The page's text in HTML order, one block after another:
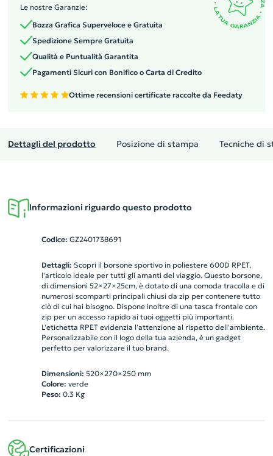
Le nostre Garanzie:
Bozza Grafica Superveloce e Gratuita
Spedizione Sempre Gratuita
Qualità e Puntualità Garantita
Pagamenti Sicuri con Bonifico o Carta di Credito
Ottime recensioni certificate raccolte da Feedaty
Dettagli del prodotto Posizione di stampa Tecniche di
Informazioni riguardo questo prodotto
Codice: GZ2401738691
Dettagli: Scopri il borsone sportivo in poliestere 600D RPET,
l'articolo ideale per tutti gli amanti del viaggio. Questo borsone,
di dimensioni 52×27×25cm, è dotato di una comoda tracolla e di
numerosi scomparti principali chiusi da zip per contenere tutto
ciò di cui hai bisogno. Dispone inoltre di una tasca frontale con
zip per un accesso rapido ai tuoi oggetti più importanti.
L'etichetta RPET evidenzia l'attenzione al rispetto dell'ambiente.
Personalizzabile con il logo della tua azienda, è un gadget
perfetto per valorizzare il tuo brand.
Dimensioni: 520×270×250 mm
Colore: verde
Peso: 0.3Kg
Certificazioni